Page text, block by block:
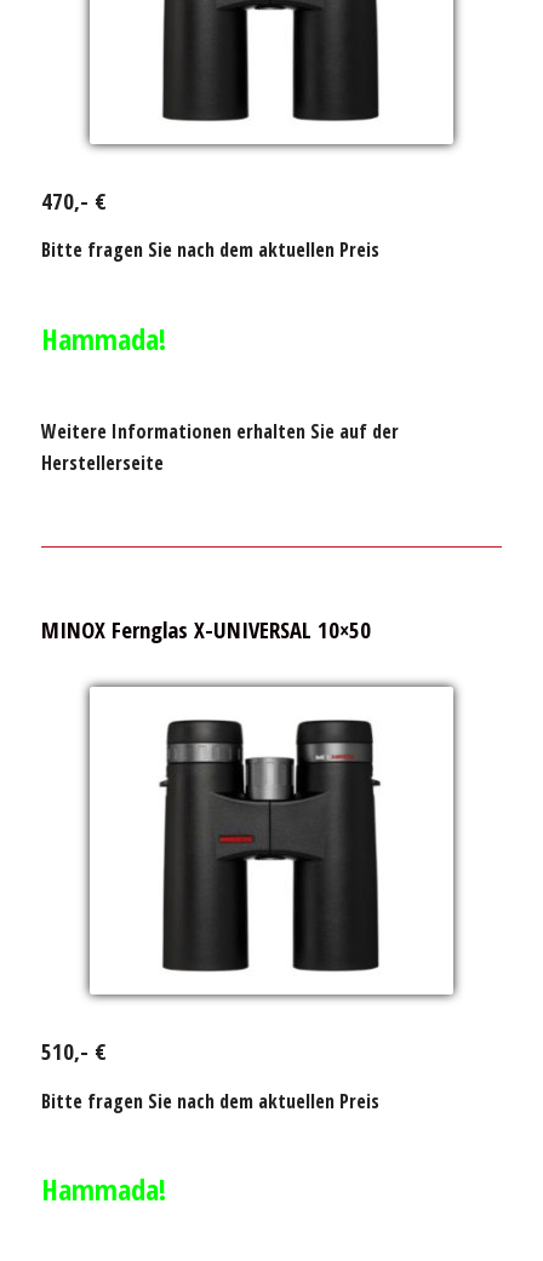
470,- €
Bitte fragen Sie nach dem aktuellen Preis
Hammada!
Weitere Informationen erhalten Sie auf der
Herstellerseite
MINOX Fernglas X-UNIVERSAL 10×50
510,- €
Bitte fragen Sie nach dem aktuellen Preis
Hammada!